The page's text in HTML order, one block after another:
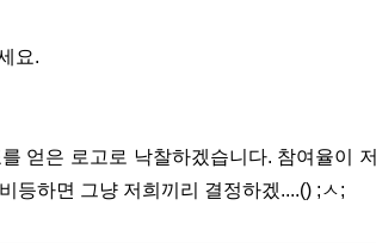
요.
얻은 로고로 낙찰하겠습니다. 참여율이 저
등하면 그냥 저희끼리 결정하겠....() ;ㅅ;